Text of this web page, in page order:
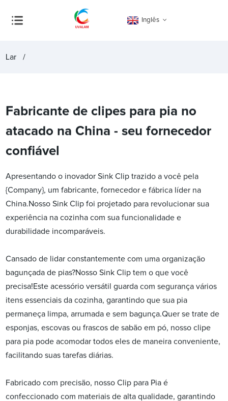
Inglês
Lar
Fabricante de clipes para pia no
atacado na China - seu fornecedor
confiável
Apresentando o inovador Sink Clip trazido a você pela
{Company}, um fabricante, fornecedor e fábrica líder na
China.Nosso Sink Clip foi projetado para revolucionar sua
experiência na cozinha com sua funcionalidade e
durabilidade incomparáveis.
Cansado de lidar constantemente com uma organização
bagunçada de pias?Nosso Sink Clip tem o que você
precisa!Este acessório versátil guarda com segurança vários
itens essenciais da cozinha, garantindo que sua pia
permaneça limpa, arrumada e sem bagunça.Quer se trate de
esponjas, escovas ou frascos de sabão em pó, nosso clipe
para pia pode acomodar todos eles de maneira conveniente,
facilitando suas tarefas diárias.
Fabricado com precisão, nosso Clip para Pia é
confeccionado com materiais de alta qualidade, garantindo